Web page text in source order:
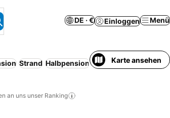
DE · € Einloggen Menü
Strand Halbpension All-inclusive
Karte ansehen
an uns unser Ranking